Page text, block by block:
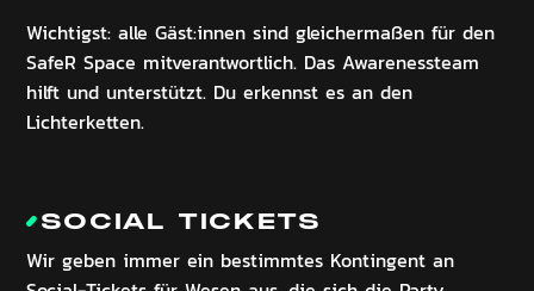
Wichtigst: alle Gäst:innen sind gleichermaßen für den
SafeR Space mitverantwortlich. Das Awarenessteam
hilft und unterstützt. Du erkennst es an den
Lichterketten.
SOCIAL TICKETS
Wir geben immer ein bestimmtes Kontingent an